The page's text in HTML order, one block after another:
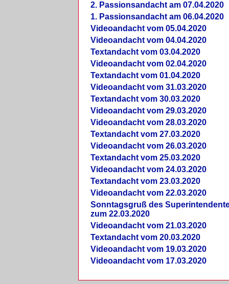
2. Passionsandacht am 07.04.2020
1. Passionsandacht am 06.04.2020
Videoandacht vom 05.04.2020
Videoandacht vom 04.04.2020
Textandacht vom 03.04.2020
Videoandacht vom 02.04.2020
Textandacht vom 01.04.2020
Videoandacht vom 31.03.2020
Textandacht vom 30.03.2020
Videoandacht vom 29.03.2020
Videoandacht vom 28.03.2020
Textandacht vom 27.03.2020
Videoandacht vom 26.03.2020
Textandacht vom 25.03.2020
Videoandacht vom 24.03.2020
Textandacht vom 23.03.2020
Videoandacht vom 22.03.2020
Sonntagsgruß des
zum 22.03.2020
Videoandacht vom 21.03.2020
Textandacht vom 20.03.2020
Videoandacht vom 19.03.2020
Videoandacht vom 17.03.2020